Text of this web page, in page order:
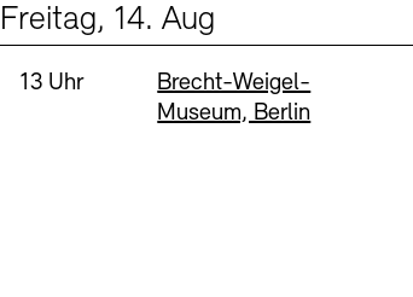
Freitag, 14. Aug
Uhrzeit:
13 Uhr Standort
Brecht-Weigel-
Museum, Berlin